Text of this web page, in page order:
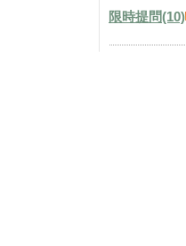
限時提問(10)